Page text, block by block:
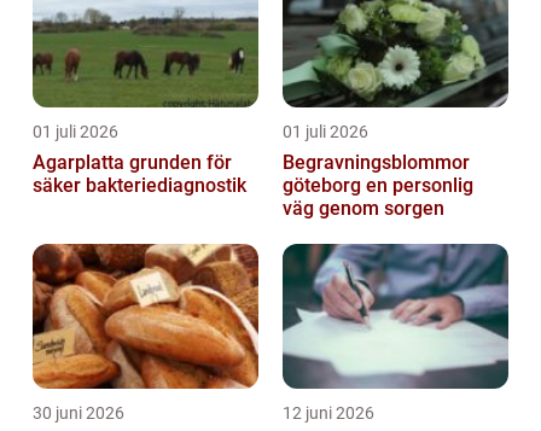
01 juli 2026
Agarplatta grunden för
säker bakteriediagnostik
01 juli 2026
Begravningsblommor
göteborg en personlig
väg genom sorgen
30 juni 2026 12 juni 2026